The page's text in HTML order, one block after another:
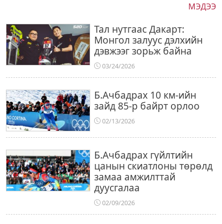
МЭДЭЭ
Тал нутгаас Дакарт:
Монгол залуус дэлхийн
дэвжээг зорьж байна
03/24/2026
Б.Ачбадрах 10 км-ийн
зайд 85-р байрт орлоо
02/13/2026
Б.Ачбадрах гүйлтийн
цанын скиатлоны төрөлд
замаа амжилттай
дуусгалаа
02/09/2026